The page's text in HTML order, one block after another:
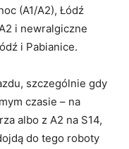
(A1/A2), Łódź
i newralgiczne
i Pabianice.
szczególnie gdy
czasie – na
albo z A2 na S14,
do tego roboty